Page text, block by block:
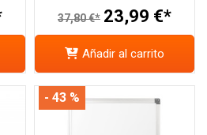
37,80 €* 23,99 €*
Añadir al carrito
- 43 %